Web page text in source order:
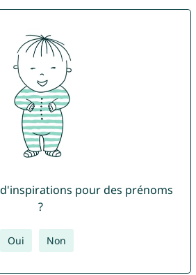
pour des prénoms
?
Oui Non